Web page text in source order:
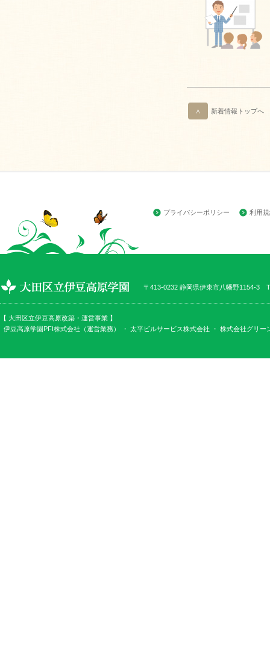
∧ 新着情報トップへ
プライバシーポリシー 利用
〒413-0232 静岡県伊東市八幡野1154-3
【 大田区立伊豆高原改築・運営事業 】
伊豆高原学園PFI株式会社（運営業務） ・ 太平ビルサービス株式会社 ・ 株式会社グリー